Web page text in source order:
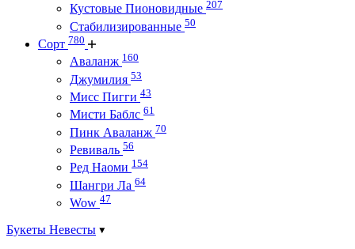
Кустовые Пионовидные 207
Стабилизированные 50
Сорт 780
Аваланж 160
Джумилия 53
Мисс Пигги 43
Мисти Баблс 61
Пинк Аваланж 70
Ревиваль 56
Ред Наоми 154
Шангри Ла 64
Wow 47
Букеты Невесты